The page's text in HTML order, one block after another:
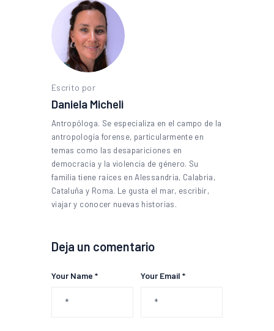
Escrito por
Daniela Micheli
Antropóloga. Se especializa en el campo de la
antropología forense, particularmente en
temas como las desapariciones en
democracia y la violencia de género. Su
familia tiene raíces en Alessandria, Calabria,
Cataluña y Roma. Le gusta el mar, escribir,
viajar y conocer nuevas historias.
Deja un comentario
Your Name * Your Email *